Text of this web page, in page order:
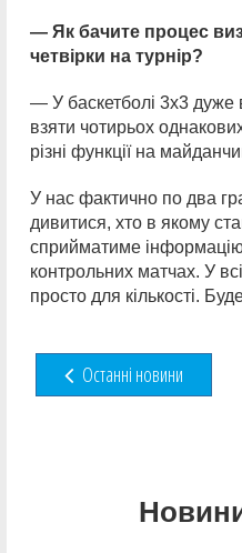
— Як бачите процес
четвірки на турнір?
— У баскетболі 3х3
взяти чотирьох
різні функції на
У нас фактично по два
дивитися, хто в якому
сприйматиме
контрольних матчах. У
просто для кількості.
Останні новини